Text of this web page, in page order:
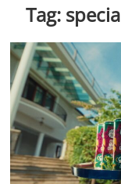
Tag: